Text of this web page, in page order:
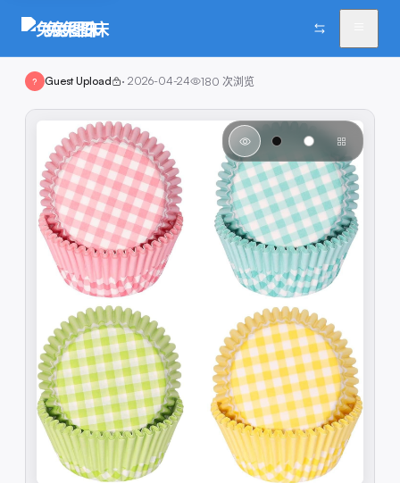
兔兔图床
? Guest Upload · 2026-04-24 180 次浏览